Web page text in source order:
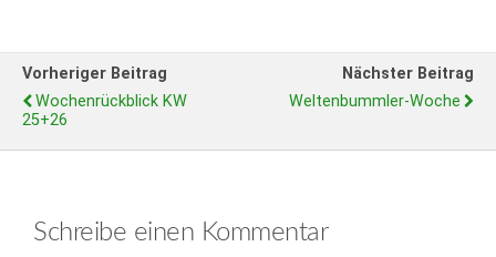
Vorheriger Beitrag
Wochenrückblick KW
25+26
Nächster Beitrag
Weltenbummler-Woche
Schreibe einen Kommentar